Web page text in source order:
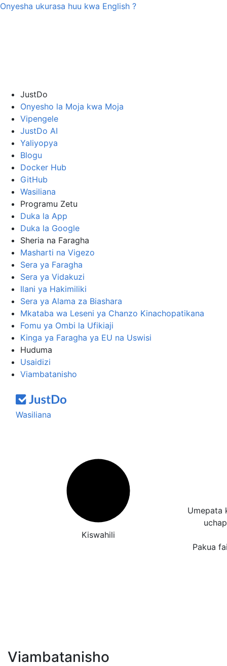
Onyesha ukurasa huu kwa English ?
JustDo
Onyesho la Moja kwa Moja
Vipengele
JustDo AI
Yaliyopya
Blogu
Docker Hub
GitHub
Wasiliana
Programu Zetu
Duka la App
Duka la Google
Sheria na Faragha
Masharti na Vigezo
Sera ya Faragha
Sera ya Vidakuzi
Ilani ya Hakimiliki
Sera ya Alama za Biashara
Mkataba wa Leseni ya Chanzo Kinachopatikana
Fomu ya Ombi la Ufikiaji
Kinga ya Faragha ya EU na Uswisi
Huduma
Usaidizi
Viambatanisho
Wasiliana
Kiswahili
Umepata
Pakua
Viambatanisho